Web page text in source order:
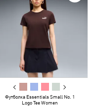
Футболка Essentials Small No. 1
Logo Tee Women